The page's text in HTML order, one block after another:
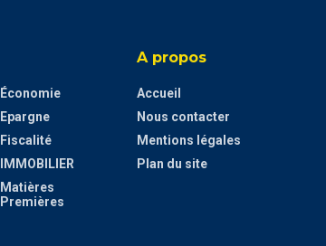
Économie
Epargne
Fiscalité
IMMOBILIER
Matières
Premières
A propos
Accueil
Nous contacter
Mentions légales
Plan du site